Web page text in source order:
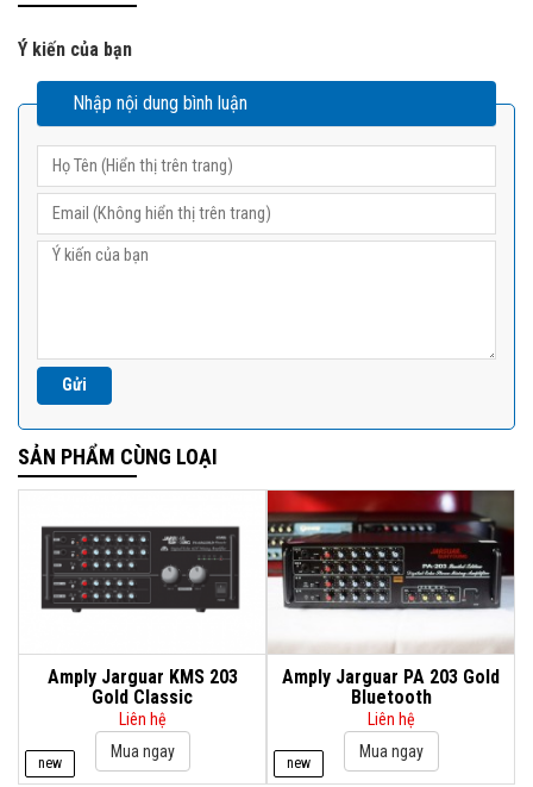
Ý kiến của bạn
Nhập nội dung bình luận
SẢN PHẨM CÙNG LOẠI
new
Amply Jarguar KMS 203
Gold Classic
Liên hệ
new
Amply Jarguar PA 203 Gold
Bluetooth
Liên hệ